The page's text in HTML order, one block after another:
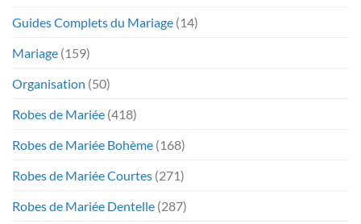
Guides Complets du Mariage (14)
Mariage (159)
Organisation (50)
Robes de Mariée (418)
Robes de Mariée Bohème (168)
Robes de Mariée Courtes (271)
Robes de Mariée Dentelle (287)